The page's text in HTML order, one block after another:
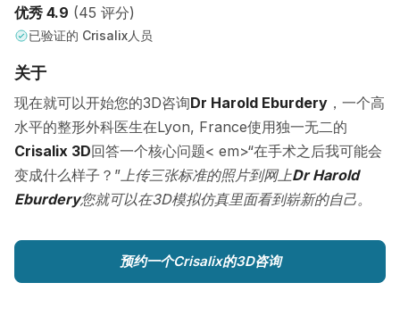
优秀 4.9 (45 评分)
已验证的 Crisalix人员
关于
现在就可以开始您的3D咨询Dr Harold Eburdery ，一个高
水平的整形外科医生在Lyon, France使用独一无二的
Crisalix 3D回答一个核心问题< em>“在手术之后我可能会
变成什么样子？” 上传三张标准的照片到网上Dr Harold
Eburdery您就可以在3D模拟仿真里面看到崭新的自己。
预约一个Crisalix的3D咨询